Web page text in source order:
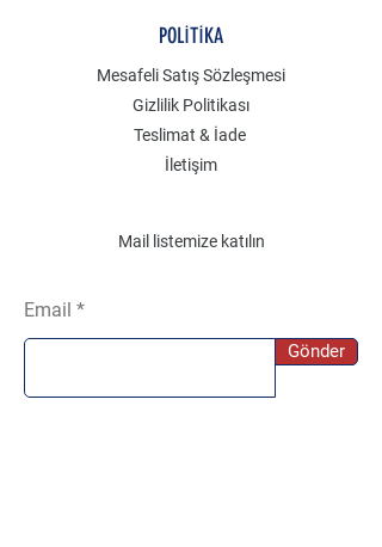
POLİTİKA
Mesafeli Satış Sözleşmesi
Gizlilik Politikası
Teslimat & İade
İletişim
Mail listemize katılın
Email
Gönder